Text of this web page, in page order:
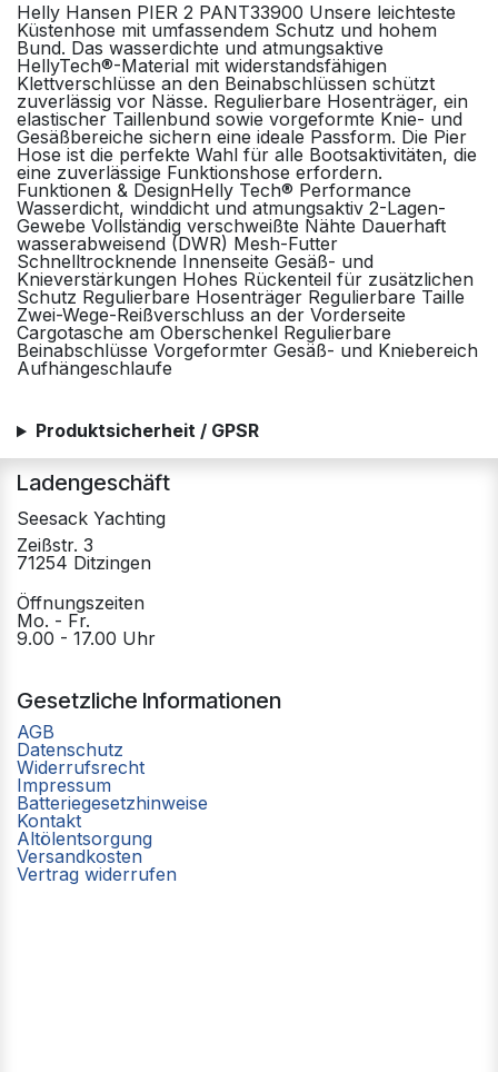
Helly Hansen PIER 2 PANT33900 Unsere leichteste
Küstenhose mit umfassendem Schutz und hohem
Bund. Das wasserdichte und atmungsaktive
HellyTech®-Material mit widerstandsfähigen
Klettverschlüsse an den Beinabschlüssen schützt
zuverlässig vor Nässe. Regulierbare Hosenträger, ein
elastischer Taillenbund sowie vorgeformte Knie- und
Gesäßbereiche sichern eine ideale Passform. Die Pier
Hose ist die perfekte Wahl für alle Bootsaktivitäten, die
eine zuverlässige Funktionshose erfordern.
Funktionen & DesignHelly Tech® Performance
Wasserdicht, winddicht und atmungsaktiv 2-Lagen-
Gewebe Vollständig verschweißte Nähte Dauerhaft
wasserabweisend (DWR) Mesh-Futter
Schnelltrocknende Innenseite Gesäß- und
Knieverstärkungen Hohes Rückenteil für zusätzlichen
Schutz Regulierbare Hosenträger Regulierbare Taille
Zwei-Wege-Reißverschluss an der Vorderseite
Cargotasche am Oberschenkel Regulierbare
Beinabschlüsse Vorgeformter Gesäß- und Kniebereich
Aufhängeschlaufe
Produktsicherheit / GPSR
Ladengeschäft
Seesack Yachting
Zeißstr. 3
71254 Ditzingen
Öffnungszeiten
Mo. - Fr.
9.00 - 17.00 Uhr
Gesetzliche Informationen
AGB
Datenschutz
Widerrufsrecht
Impressum
Batteriegesetzhinweise
Kontakt
Altölentsorgung
Versandkosten
Vertrag widerrufen